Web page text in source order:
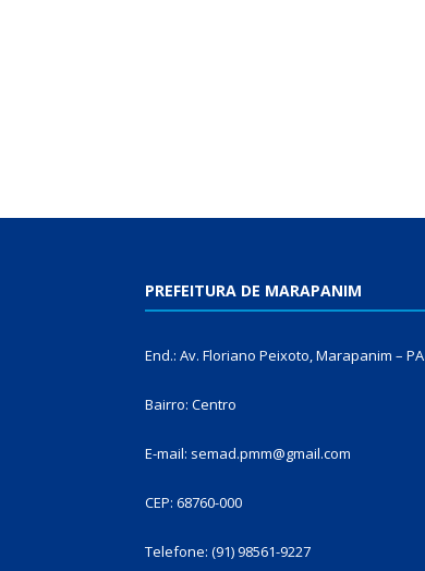
PREFEITURA DE MARAPANIM
End.: Av. Floriano Peixoto, Marapanim – PA
Bairro: Centro
E-mail: semad.pmm@gmail.com
CEP: 68760-000
Telefone: (91) 98561-9227